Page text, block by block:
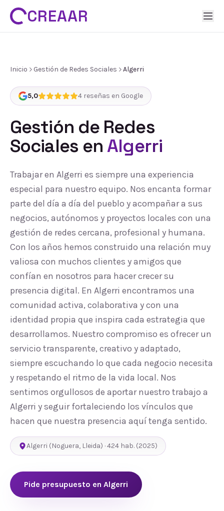
CREAAR
Inicio Gestión de Redes Sociales Algerri
5,0 4 reseñas en Google
Gestión de Redes
Sociales enAlgerri
Trabajar en Algerri es siempre una experiencia
especial para nuestro equipo. Nos encanta formar
parte del día a día del pueblo y acompañar a sus
negocios, autónomos y proyectos locales con una
gestión de redes cercana, profesional y humana.
Con los años hemos construido una relación muy
valiosa con muchos clientes y amigos que
confían en nosotros para hacer crecer su
presencia digital. En Algerri encontramos una
comunidad activa, colaborativa y con una
identidad propia que inspira cada estrategia que
desarrollamos. Nuestro compromiso es ofrecer un
servicio transparente, creativo y adaptado,
siempre escuchando lo que cada negocio necesita
y respetando el ritmo de la vida local. Nos
sentimos orgullosos de aportar nuestro trabajo a
Algerri y seguir fortaleciendo los vínculos que
hacen que nuestra presencia aquí tenga sentido.
Algerri (Noguera, Lleida) ·424 hab. (2025)
Pide presupuesto en Algerri